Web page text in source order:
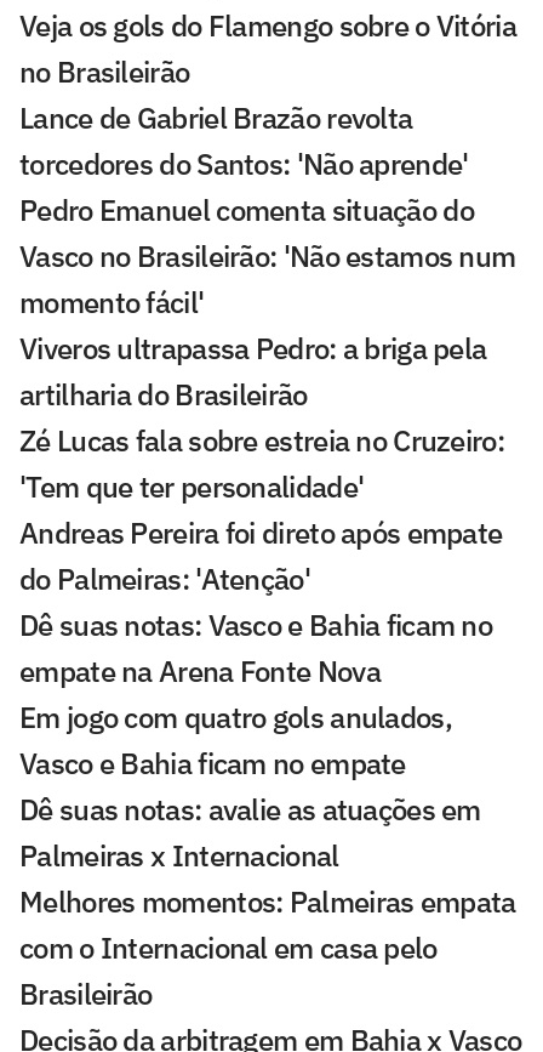
Veja os gols do Flamengo sobre o Vitória
no Brasileirão
Lance de Gabriel Brazão revolta
torcedores do Santos: 'Não aprende'
Pedro Emanuel comenta situação do
Vasco no Brasileirão: 'Não estamos num
momento fácil'
Viveros ultrapassa Pedro: a briga pela
artilharia do Brasileirão
Zé Lucas fala sobre estreia no Cruzeiro:
'Tem que ter personalidade'
Andreas Pereira foi direto após empate
do Palmeiras: 'Atenção'
Dê suas notas: Vasco e Bahia ficam no
empate na Arena Fonte Nova
Em jogo com quatro gols anulados,
Vasco e Bahia ficam no empate
Dê suas notas: avalie as atuações em
Palmeiras x Internacional
Melhores momentos: Palmeiras empata
com o Internacional em casa pelo
Brasileirão
Decisão da arbitragem em Bahia x Vasco